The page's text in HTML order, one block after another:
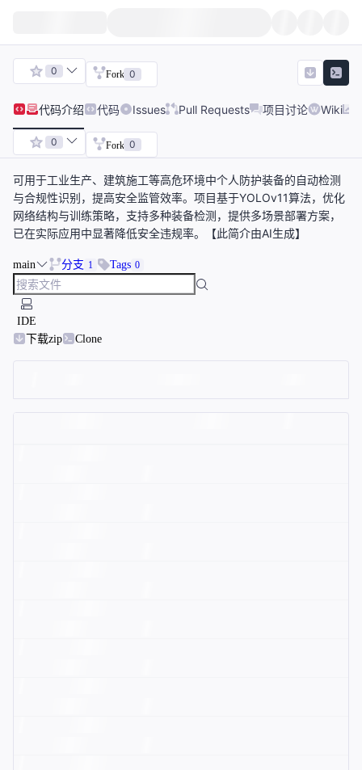
0 Fork 0
代码介绍 代码 Issues Pull Requests 项目讨论 Wiki
0 Fork 0
可用于工业生产、建筑施工等高危环境中个人防护装备的自动检测
与合规性识别，提高安全监管效率。项目基于YOLOv11算法，优化
网络结构与训练策略，支持多种装备检测，提供多场景部署方案，
已在实际应用中显著降低安全违规率。【此简介由AI生成】
main 分支 1 Tags 0
IDE
下载zip
Clone